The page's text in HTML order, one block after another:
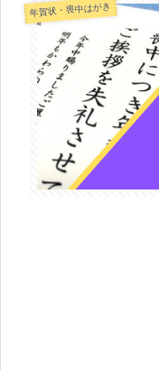
年賀状・喪中はがき